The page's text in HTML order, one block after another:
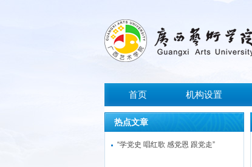
首页 机构设置
热点文章
“学党史 唱红歌 感党恩 跟党走”